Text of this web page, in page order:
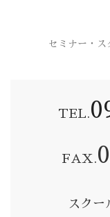
セミナー・ス
TEL.
FAX.
スクー